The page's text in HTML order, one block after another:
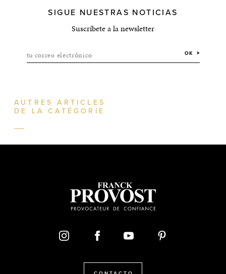
SIGUE NUESTRAS NOTICIAS
Suscríbete a la newsletter
tu correo electrónico OK
AUTRES ARTICLES
DE LA CATÉGORIE